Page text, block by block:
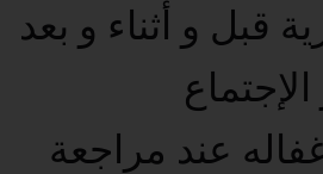
قبل و أثناء و بعد
عند مراجعة